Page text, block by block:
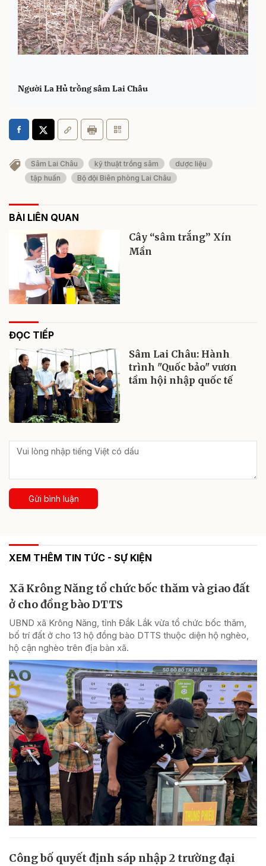
Người La Hủ trồng sâm Lai Châu
Sâm Lai Châu kỹ thuật trồng sâm
dược liệu
tập huấn
Bộ đội Biên phòng Lai Châu
BÀI LIÊN QUAN
Cây “sâm trắng” Xín
Mần
ĐỌC TIẾP
Sâm Lai Châu: Hành
trình "Quốc bảo" vươn
tầm hội nhập quốc tế
Gửi bình luận
XEM THÊM TIN TỨC - SỰ KIỆN
Xã Krông Năng tổ chức bốc thăm và giao đất
ở cho đồng bào DTTS
UBND xã Krông Năng, tỉnh Đắk Lắk vừa tổ chức bốc thăm,
bố trí đất ở cho 13 hộ đồng bào DTTS thuộc diện hộ nghèo,
hộ cận nghèo trên địa bàn xã.
Công bố quyết định sáp nhập 2 trường đại